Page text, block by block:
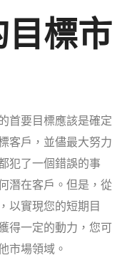
標市
首要目標應該是確定
客戶，並儘最大努力
犯了一個錯誤的事
潛在客戶。但是，從
以實現您的短期目
得一定的動力，您可
市場領域。